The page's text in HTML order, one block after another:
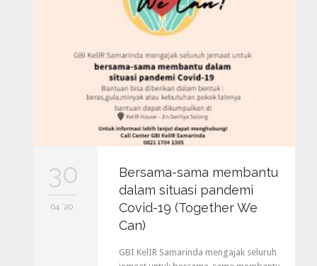
30
04 '20
Bersama-sama membantu
dalam situasi pandemi
Covid-19 (Together We
Can)
GBI KelIR Samarinda mengajak seluruh